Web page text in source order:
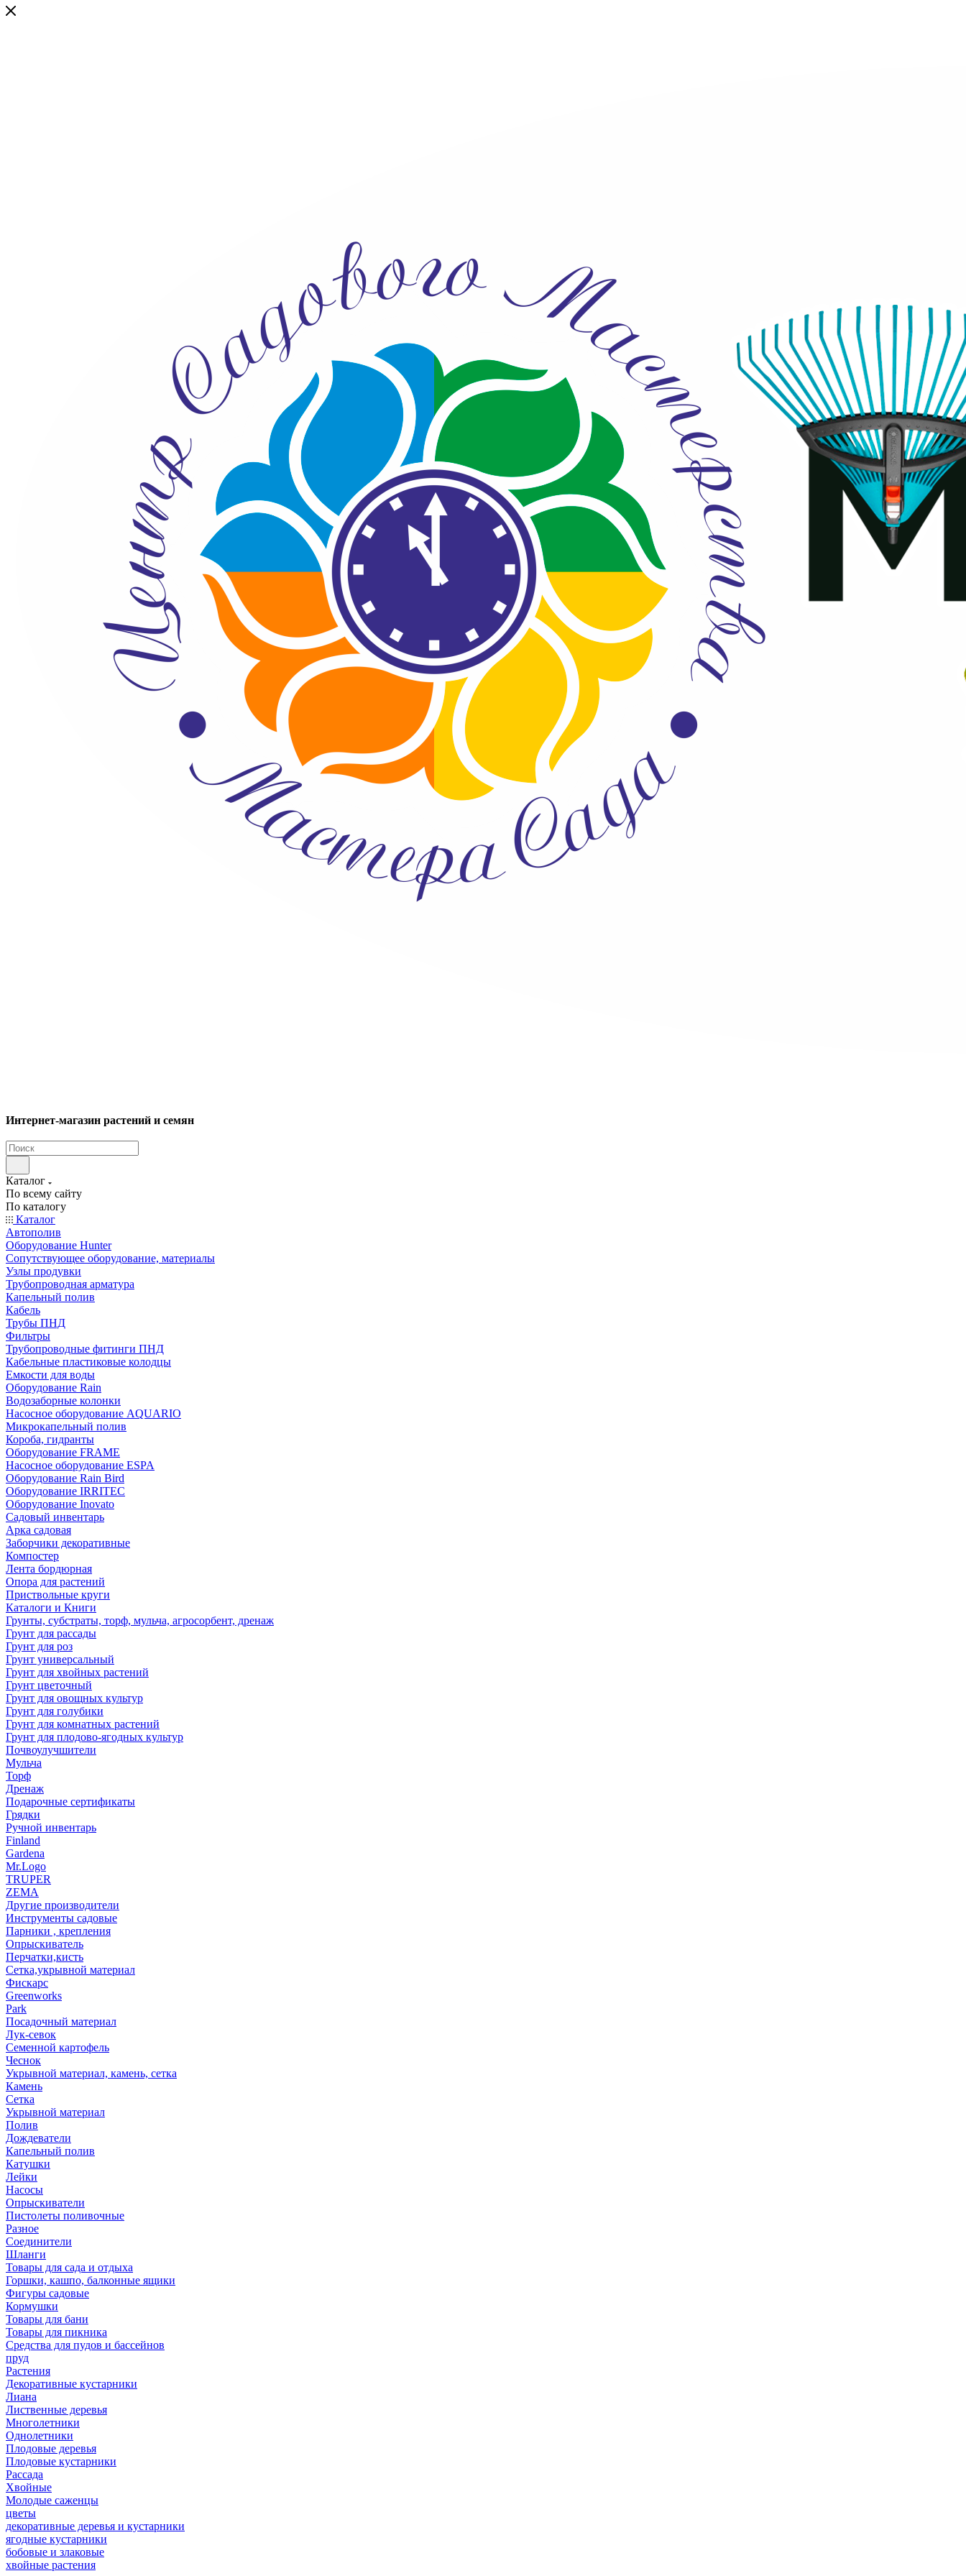
Интернет-магазин растений и семян
Каталог
По всему сайту
По каталогу
Каталог
Автополив
Оборудование Hunter
Сопутствующее оборудование, материалы
Узлы продувки
Трубопроводная арматура
Капельный полив
Кабель
Трубы ПНД
Фильтры
Трубопроводные фитинги ПНД
Кабельные пластиковые колодцы
Емкости для воды
Оборудование Rain
Водозаборные колонки
Насосное оборудование AQUARIO
Микрокапельный полив
Короба, гидранты
Оборудование FRAME
Насосное оборудование ESPA
Оборудование Rain Bird
Оборудование IRRITEC
Оборудование Inovato
Садовый инвентарь
Арка садовая
Заборчики декоративные
Компостер
Лента бордюрная
Опора для растений
Приствольные круги
Каталоги и Книги
Грунты, субстраты, торф, мульча, агросорбент, дренаж
Грунт для рассады
Грунт для роз
Грунт универсальный
Грунт для хвойных растений
Грунт цветочный
Грунт для овощных культур
Грунт для голубики
Грунт для комнатных растений
Грунт для плодово-ягодных культур
Почвоулучшители
Мульча
Торф
Дренаж
Подарочные сертификаты
Грядки
Ручной инвентарь
Finland
Gardena
Mr.Logo
TRUPER
ZEMA
Другие производители
Инструменты садовые
Парники , крепления
Опрыскиватель
Перчатки,кисть
Сетка,укрывной материал
Фискарс
Greenworks
Park
Посадочный материал
Лук-севок
Семенной картофель
Чеснок
Укрывной материал, камень, сетка
Камень
Сетка
Укрывной материал
Полив
Дождеватели
Капельный полив
Катушки
Лейки
Насосы
Опрыскиватели
Пистолеты поливочные
Разное
Соединители
Шланги
Товары для сада и отдыха
Горшки, кашпо, балконные ящики
Фигуры садовые
Кормушки
Товары для бани
Товары для пикника
Средства для пудов и бассейнов
пруд
Растения
Декоративные кустарники
Лиана
Лиственные деревья
Многолетники
Однолетники
Плодовые деревья
Плодовые кустарники
Рассада
Хвойные
Молодые саженцы
цветы
декоративные деревья и кустарники
ягодные кустарники
бобовые и злаковые
хвойные растения